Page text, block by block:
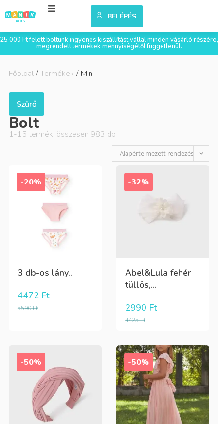
BELÉPÉS
25 000 Ft felett boltunk ingyenes kiszállítást vállal minden vásárló részére,
megrendelt termékek mennyiségétől függetlenül.
Főoldal / Termékek / Mini
Szűrő
Bolt
1-15 termék, összesen 983 db
Alapértelmezett rendezés
-20%
3 db-os lány...
5590Ft
4472 Ft
-32%
Abel&Lula fehér
tüllös,...
4425Ft
2990 Ft
-50% -50%